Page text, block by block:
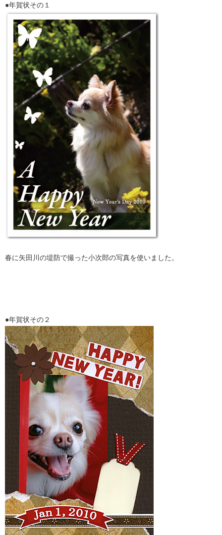
●年賀状その１
春に矢田川の堤防で撮った小次郎の写真を使いました。
●年賀状その２